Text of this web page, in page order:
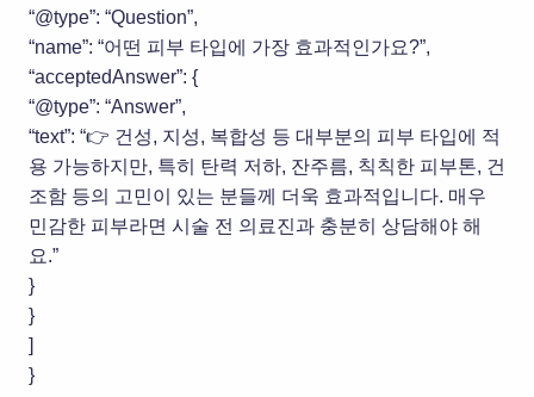
“@type”: “Question”,
“name”: “어떤 피부 타입에 가장 효과적인가요?”,
“acceptedAnswer”: {
“@type”: “Answer”,
“text”: “👉 건성, 지성, 복합성 등 대부분의 피부 타입에 적
용 가능하지만, 특히 탄력 저하, 잔주름, 칙칙한 피부톤, 건
조함 등의 고민이 있는 분들께 더욱 효과적입니다. 매우
민감한 피부라면 시술 전 의료진과 충분히 상담해야 해
요.”
}
}
]
}